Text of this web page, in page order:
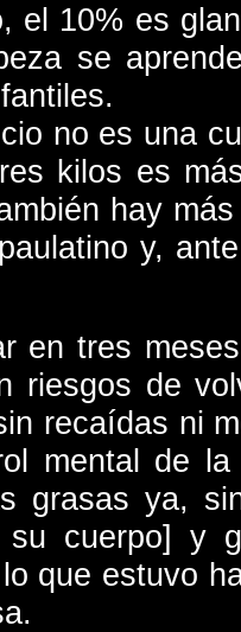
el 10% es
se
no es una
kilos es
hay
y,
en tres
riesgos de
recaídas ni
mental de
grasas ya,
cuerpo] y
que estuvo